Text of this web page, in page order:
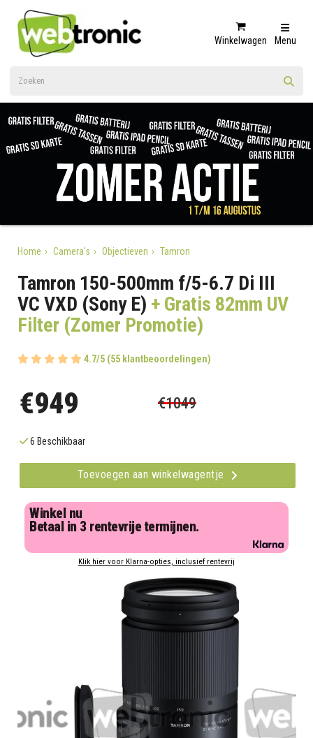
Winkelwagen Menu
Home Camera's Objectieven Tamron
Tamron 150-500mm f/5-6.7 Di III
VC VXD (Sony E) + Gratis 82mm UV
Filter (Zomer Promotie)
4.7/5 (55 klantbeoordelingen)
€949 €1049
6 Beschikbaar
Toevoegen aan winkelwagentje
Winkel nu
Betaal in 3 rentevrije termijnen.
Klik hier voor Klarna-opties, inclusief rentevrij